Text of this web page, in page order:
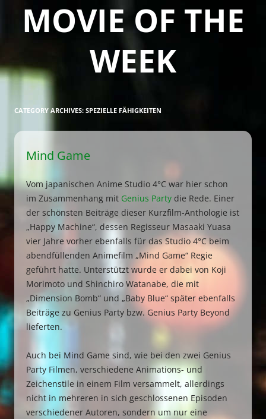
MOVIE OF THE
WEEK
CATEGORY ARCHIVES: SPEZIELLE FÄHIGKEITEN
Mind Game
Vom japanischen Anime Studio 4°C war hier schon
im Zusammenhang mit Genius Party die Rede. Einer
der schönsten Beiträge dieser Kurzfilm-Anthologie ist
„Happy Machine“, dessen Regisseur Masaaki Yuasa
vier Jahre vorher ebenfalls für das Studio 4°C beim
abendfüllenden Animefilm „Mind Game“ Regie
geführt hatte. Unterstützt wurde er dabei von Koji
Morimoto und Shinchiro Watanabe, die mit
„Dimension Bomb“ und „Baby Blue“ später ebenfalls
Beiträge zu Genius Party bzw. Genius Party Beyond
lieferten.
Auch bei Mind Game sind, wie bei den zwei Genius
Party Filmen, verschiedene Animations- und
Zeichenstile in einem Film versammelt, allerdings
nicht in mehreren in sich geschlossenen Episoden
verschiedener Autoren, sondern um nur eine